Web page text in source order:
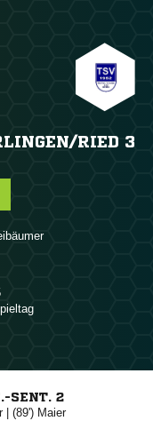
​RIED 3
SENT. 2
| (89') 